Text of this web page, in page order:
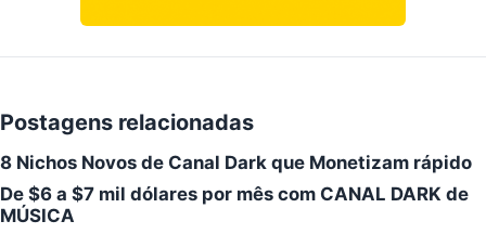
Postagens relacionadas
8 Nichos Novos de Canal Dark que Monetizam rápido
De $6 a $7 mil dólares por mês com CANAL DARK de
MÚSICA